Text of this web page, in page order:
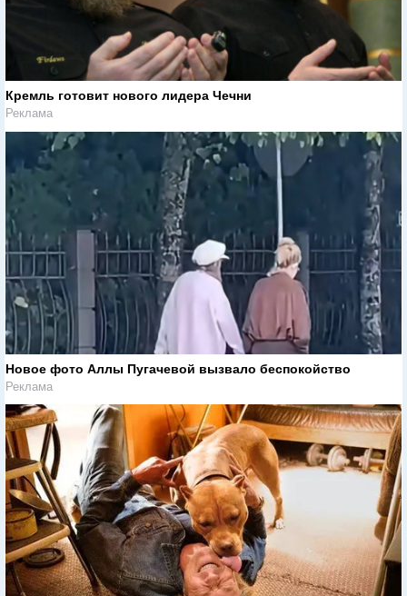
Кремль готовит нового лидера Чечни
Реклама
Новое фото Аллы Пугачевой вызвало беспокойство
Реклама